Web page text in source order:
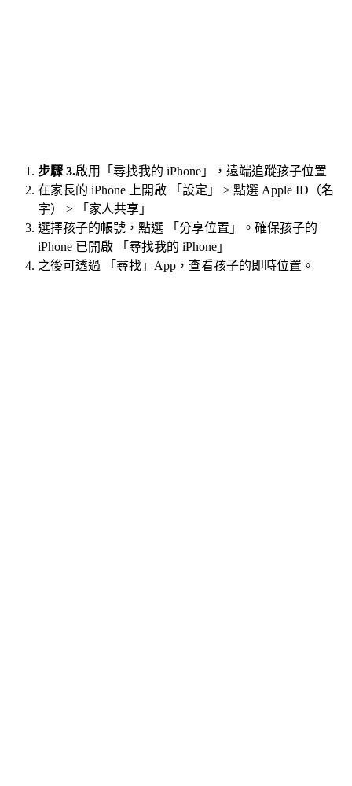
步驟 3.啟用「尋找我的 iPhone」，遠端追蹤孩子位置
在家長的 iPhone 上開啟 「設定」 > 點選 Apple ID（名
字） > 「家人共享」
選擇孩子的帳號，點選 「分享位置」。確保孩子的
iPhone 已開啟 「尋找我的 iPhone」
之後可透過 「尋找」App，查看孩子的即時位置。